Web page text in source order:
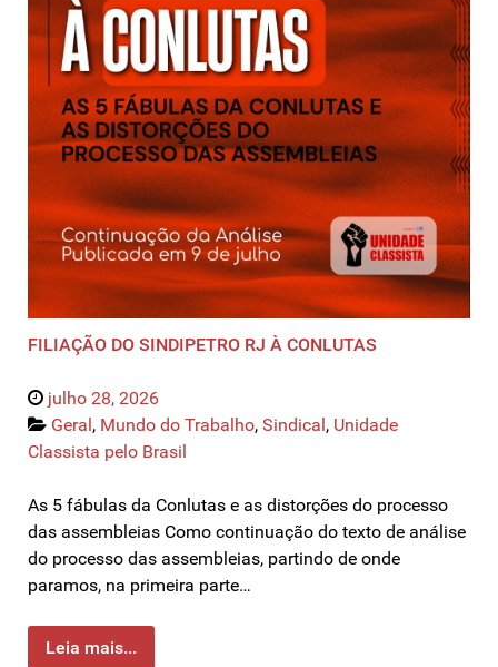
FILIAÇÃO DO SINDIPETRO RJ À CONLUTAS
julho 28, 2026
Geral , Mundo do Trabalho, Sindical , Unidade
Classista pelo Brasil
As 5 fábulas da Conlutas e as distorções do processo
das assembleias Como continuação do texto de análise
do processo das assembleias, partindo de onde
paramos, na primeira parte…
Leia mais...